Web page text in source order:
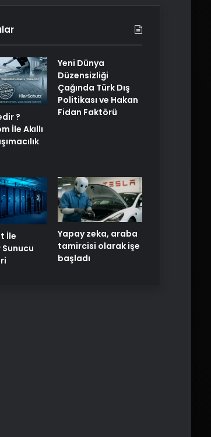
?
İle Akıllı
Yeni Dünya
Düzensizliği
Çağında Türk Dış
Politikası ve Hakan
Fidan Faktörü
İle
Yapay zeka, araba
tamircisi olarak işe
başladı